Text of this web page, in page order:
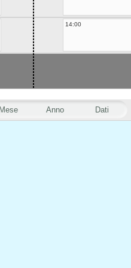
Anno Dati
14:00